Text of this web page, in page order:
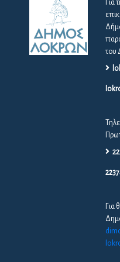
Για
του
Για